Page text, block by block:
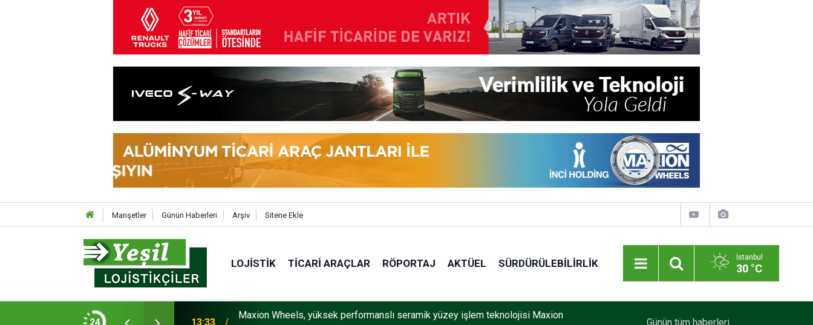
Manşetler Günün Haberleri Arşiv Sitene Ekle
LOJISTIK TICARI ARAÇLAR RÖPORTAJ AKTÜEL SÜRDÜRÜLEBILIRLIK İstanbul
30 °C
24
Avustralya’da tesis açtı 13:33
Maxion Wheels, yüksek performanslı seramik yüzey işlem teknolojisi Maxion
Enver Geçgel Turizm, Filosuna Travego ve
Günün tüm haberleri